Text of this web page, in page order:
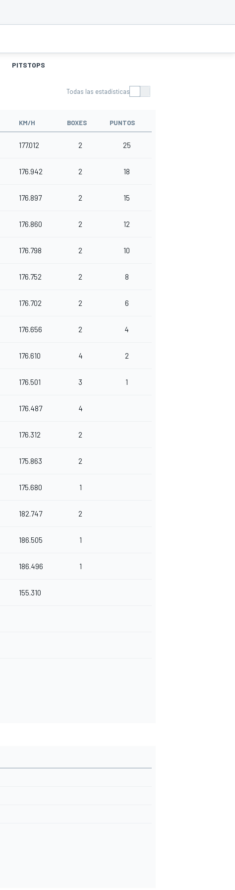
PITSTOPS
Todas las estadísticas
KM/H BOXES PUNTOS
177.012 2 25
176.942 2 18
176.897 2 15
176.860 2 12
176.798 2 10
176.752 2 8
176.702 2 6
176.656 2 4
176.610 4 2
176.501 3 1
176.487 4
176.312 2
175.863 2
175.680 1
182.747 2
186.505 1
186.496 1
155.310